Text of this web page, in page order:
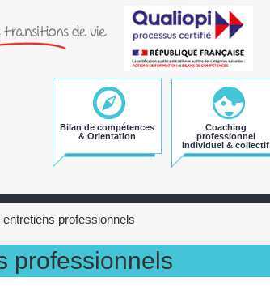
Bilan de compétences
& Orientation
Coaching
professionnel
individuel & collectif
professionnels
professionnels